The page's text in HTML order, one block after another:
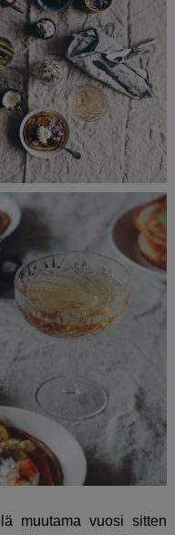
muutama vuosi sitten